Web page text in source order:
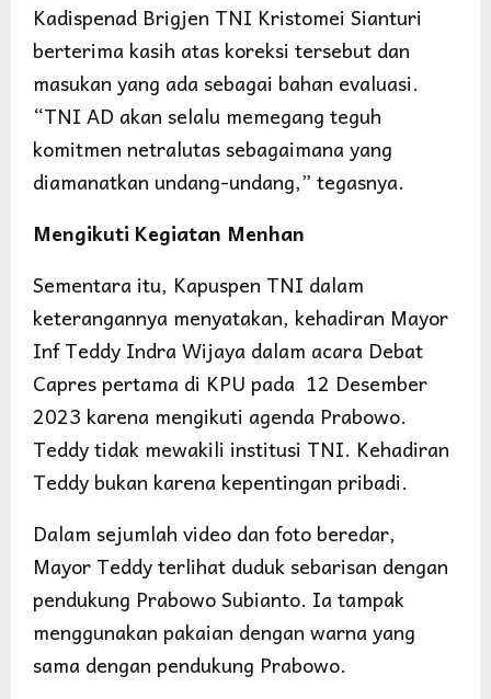
Kadispenad Brigjen TNI Kristomei Sianturi
berterima kasih atas koreksi tersebut dan
masukan yang ada sebagai bahan evaluasi.
“TNI AD akan selalu memegang teguh
komitmen netralutas sebagaimana yang
diamanatkan undang-undang,” tegasnya.
Mengikuti Kegiatan Menhan
Sementara itu, Kapuspen TNI dalam
keterangannya menyatakan, kehadiran Mayor
Inf Teddy Indra Wijaya dalam acara Debat
Capres pertama di KPU pada 12 Desember
2023 karena mengikuti agenda Prabowo.
Teddy tidak mewakili institusi TNI. Kehadiran
Teddy bukan karena kepentingan pribadi.
Dalam sejumlah video dan foto beredar,
Mayor Teddy terlihat duduk sebarisan dengan
pendukung Prabowo Subianto. Ia tampak
menggunakan pakaian dengan warna yang
sama dengan pendukung Prabowo.